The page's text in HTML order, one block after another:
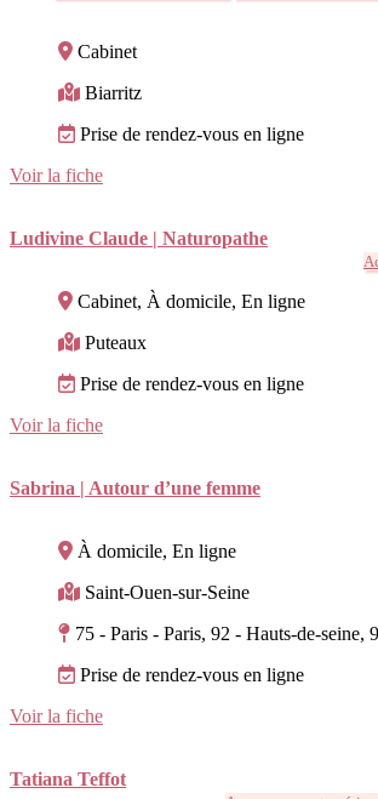
Cabinet
Biarritz
Prise de rendez-vous en ligne
Voir la fiche
Ludivine Claude | Naturopathe
Cabinet, À domicile, En ligne
Puteaux
Prise de rendez-vous en ligne
Voir la fiche
Sabrina | Autour d’une femme
À domicile, En ligne
Saint-Ouen-sur-Seine
75 - Paris - Paris, 92 - Hauts-de-
Prise de rendez-vous en ligne
Voir la fiche
Tatiana Teffot